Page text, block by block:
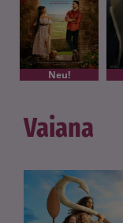
Neu!
Vaiana